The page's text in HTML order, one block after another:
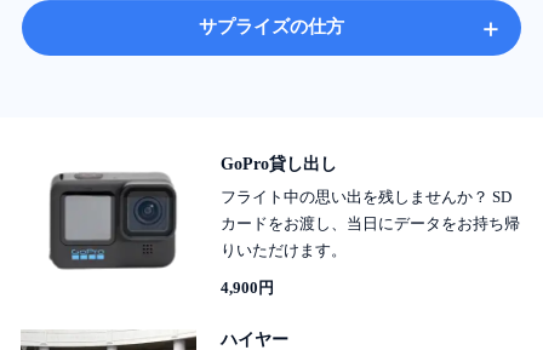
サプライズの仕方 +
GoPro貸し出し
フライト中の思い出を残しませんか？ SD
カードをお渡し、当日にデータをお持ち帰
りいただけます。
4,900円
ハイヤー